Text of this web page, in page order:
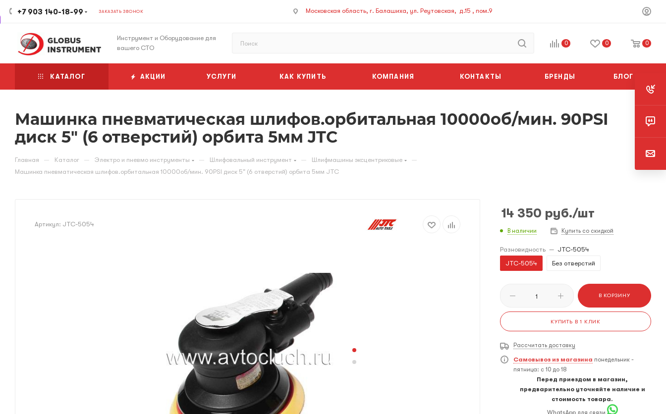
+7 903 140-18-99 ЗАКАЗАТЬ ЗВОНОК Московская область, г. Балашиха, ул. Реутовская, д.15 , пом.9
Инструмент и Оборудование для
вашего СТО
0 0 0
КАТАЛОГ АКЦИИ УСЛУГИ КАК КУПИТЬ КОМПАНИЯ КОНТАКТЫ БРЕНДЫ БЛОГ
Машинка пневматическая шлифов.орбитальная 10000об/мин. 90PSI
диск 5" (6 отверстий) орбита 5мм JTC
Главная — Каталог — Электро и пневмо инструменты — Шлифовальный инструмент — Шлифмашины эксцентриковые —
Машинка пневматическая шлифов.орбитальная 10000об/мин. 90PSI диск 5" (6 отверстий) орбита 5мм JTC
Артикул: JTC-5054
14 350 руб./шт
В наличии Купить со скидкой
Разновидность — JTC-5054
JTC-5054
Без отверстий
В КОРЗИНУ
КУПИТЬ В 1 КЛИК
Рассчитать доставку
Самовывоз из магазина понедельник -
пятница: с 10 до 18
Перед приездом в магазин,
предварительно уточняйте наличие и
стоимость товара.
WhatsApp для связи